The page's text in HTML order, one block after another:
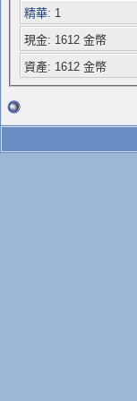
精華: 1
現金: 1612 金幣
資產: 1612 金幣